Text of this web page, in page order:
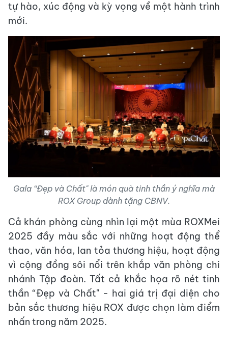
tự hào, xúc động và kỳ vọng về một hành trình
mới.
Gala “Đẹp và Chất" là món quà tinh thần ý nghĩa mà
ROX Group dành tặng CBNV.
Cả khán phòng cùng nhìn lại một mùa ROXMei
2025 đầy màu sắc với những hoạt động thể
thao, văn hóa, lan tỏa thương hiệu, hoạt động
vì cộng đồng sôi nổi trên khắp văn phòng chi
nhánh Tập đoàn. Tất cả khắc họa rõ nét tinh
thần “Đẹp và Chất" - hai giá trị đại diện cho
bản sắc thương hiệu ROX được chọn làm điểm
nhấn trong năm 2025.